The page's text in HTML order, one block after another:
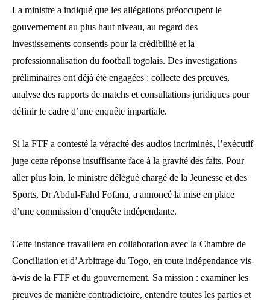
La ministre a indiqué que les allégations préoccupent le
gouvernement au plus haut niveau, au regard des
investissements consentis pour la crédibilité et la
professionnalisation du football togolais. Des investigations
préliminaires ont déjà été engagées : collecte des preuves,
analyse des rapports de matchs et consultations juridiques pour
définir le cadre d’une enquête impartiale.
Si la FTF a contesté la véracité des audios incriminés, l’exécutif
juge cette réponse insuffisante face à la gravité des faits. Pour
aller plus loin, le ministre délégué chargé de la Jeunesse et des
Sports, Dr Abdul-Fahd Fofana, a annoncé la mise en place
d’une commission d’enquête indépendante.
Cette instance travaillera en collaboration avec la Chambre de
Conciliation et d’Arbitrage du Togo, en toute indépendance vis-
à-vis de la FTF et du gouvernement. Sa mission : examiner les
preuves de manière contradictoire, entendre toutes les parties et